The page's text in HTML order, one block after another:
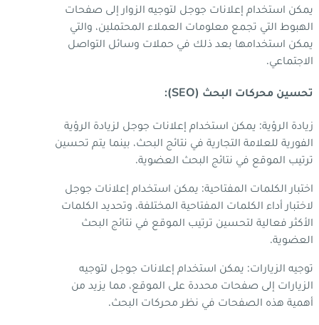
يمكن استخدام إعلانات جوجل لتوجيه الزوار إلى صفحات
الهبوط التي تجمع معلومات العملاء المحتملين، والتي
يمكن استخدامها بعد ذلك في حملات وسائل التواصل
الاجتماعي.
تحسين محركات البحث (SEO):
زيادة الرؤية: يمكن استخدام إعلانات جوجل لزيادة الرؤية
الفورية للعلامة التجارية في نتائج البحث، بينما يتم تحسين
ترتيب الموقع في نتائج البحث العضوية.
اختبار الكلمات المفتاحية: يمكن استخدام إعلانات جوجل
لاختبار أداء الكلمات المفتاحية المختلفة، وتحديد الكلمات
الأكثر فعالية لتحسين ترتيب الموقع في نتائج البحث
العضوية.
توجيه الزيارات: يمكن استخدام إعلانات جوجل لتوجيه
الزيارات إلى صفحات محددة على الموقع، مما يزيد من
أهمية هذه الصفحات في نظر محركات البحث.